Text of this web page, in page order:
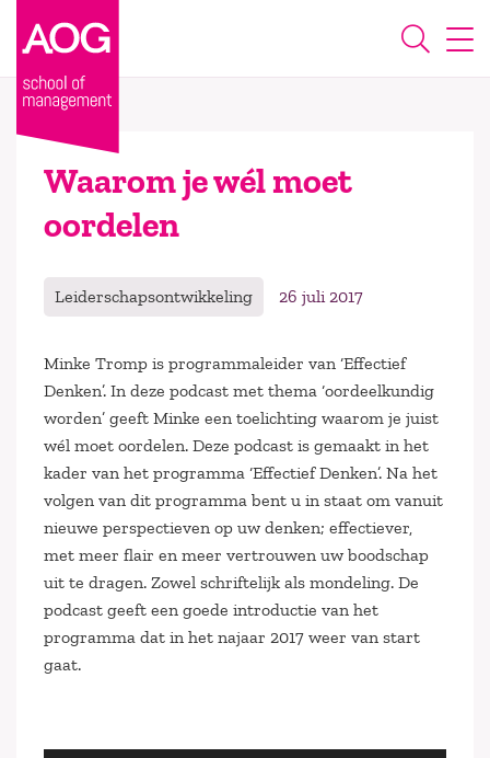
Waarom je wél moet
oordelen
Leiderschapsontwikkeling 26 juli 2017
Minke Tromp is programmaleider van ‘Effectief
Denken’. In deze podcast met thema ‘oordeelkundig
worden’ geeft Minke een toelichting waarom je juist
wél moet oordelen. Deze podcast is gemaakt in het
kader van het programma ‘Effectief Denken’. Na het
volgen van dit programma bent u in staat om vanuit
nieuwe perspectieven op uw denken; effectiever,
met meer flair en meer vertrouwen uw boodschap
uit te dragen. Zowel schriftelijk als mondeling. De
podcast geeft een goede introductie van het
programma dat in het najaar 2017 weer van start
gaat.